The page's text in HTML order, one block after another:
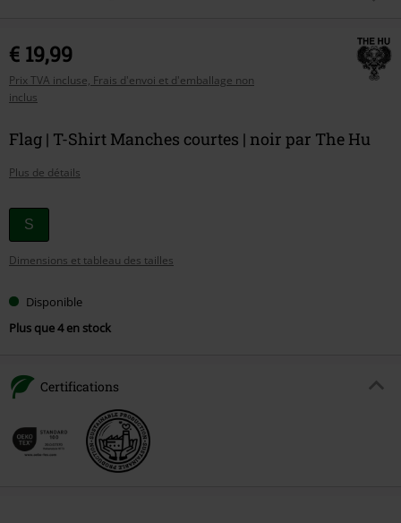
€ 19,99
Prix TVA incluse, Frais d'envoi et d'emballage non
inclus
Flag | T-Shirt Manches courtes | noir par The Hu
Plus de détails
Choisissez
votre
taille
S
Dimensions et tableau des tailles
Disponible
Plus que 4 en stock
Certifications